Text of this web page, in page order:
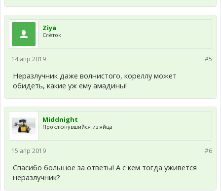
Ziya
Слёток
#5
14 апр 2019
Неразлучник даже волнистого, кореллу может
обидеть, какие уж ему амадины!
Middnight
Проклюнувшийся из яйца
#6
15 апр 2019
Спасибо большое за ответы! А с кем тогда уживется
неразлучник?